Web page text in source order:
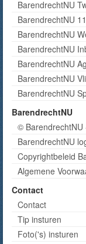
BarendrechtNU
BarendrechtNU
BarendrechtNU
BarendrechtNU
BarendrechtNU
BarendrechtNU
BarendrechtNU
BarendrechtNU
© BarendrechtNU
BarendrechtNU
Copyrightbeleid
Algemene
Contact
Contact
Tip insturen
Foto('s) insturen